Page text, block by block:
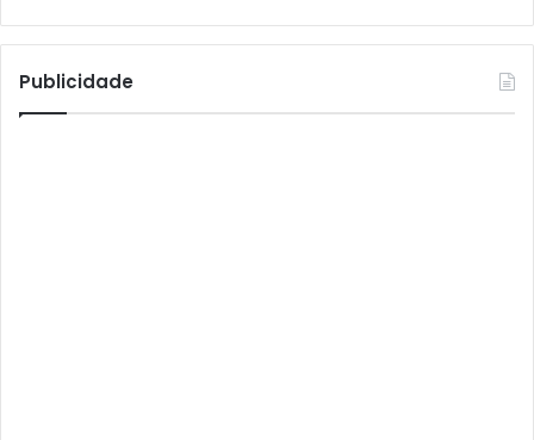
Athomics Inspire Qi Lite
Athomics S3
Publicidade